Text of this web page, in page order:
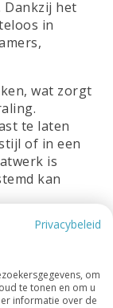
het
in
wat zorgt
te laten
of in een
is
kan
én
om het
wensen.
Privacybeleid
om
te tonen en om u
informatie over de